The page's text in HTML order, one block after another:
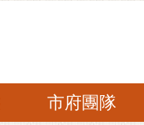
市府團隊